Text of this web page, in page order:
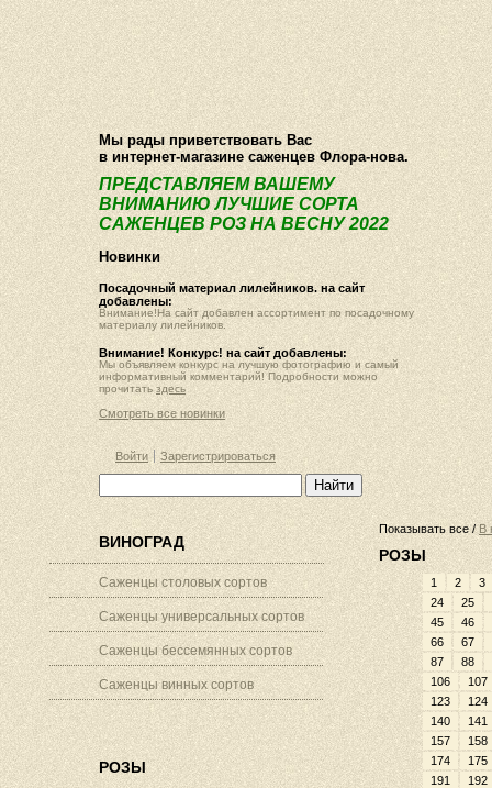
О компании Как купить Фотогалерея Статьи Опт
Мы рады приветствовать Вас
в интернет-магазине саженцев Флора-нова.
ПРЕДСТАВЛЯЕМ ВАШЕМУ
ВНИМАНИЮ ЛУЧШИЕ СОРТА
САЖЕНЦЕВ РОЗ НА ВЕСНУ 2022
Новинки
Посадочный материал лилейников. на сайт
добавлены:
Внимание!На сайт добавлен ассортимент по посадочному
материалу лилейников.
Внимание! Конкурс! на сайт добавлены:
Мы объявляем конкурс на лучшую фотографию и самый
информативный комментарий! Подробности можно
прочитать здесь
Смотреть все новинки
Войти Зарегистрироваться
ВИНОГРАД
Саженцы столовых сортов
Саженцы универсальных сортов
Саженцы бессемянных сортов
Саженцы винных сортов
РОЗЫ
Показывать все / В
РОЗЫ
1 2
3
24
25
45
46
66
67
87
88
106
107
123
124
140
141
157
158
174
175
191
192